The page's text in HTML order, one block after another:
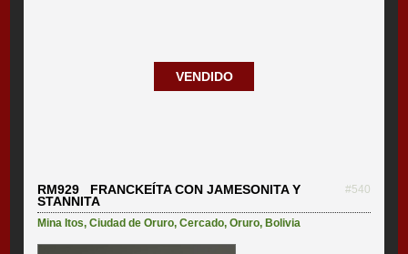
VENDIDO
RM929 FRANCKEÍTA CON JAMESONITA Y
STANNITA
#540
Mina Itos,Ciudad de Oruro,Cercado,Oruro, Bolivia